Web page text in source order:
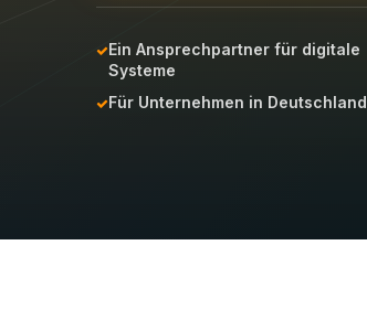
Ein Ansprechpartner für digitale
Systeme
Für Unternehmen in Deutschland